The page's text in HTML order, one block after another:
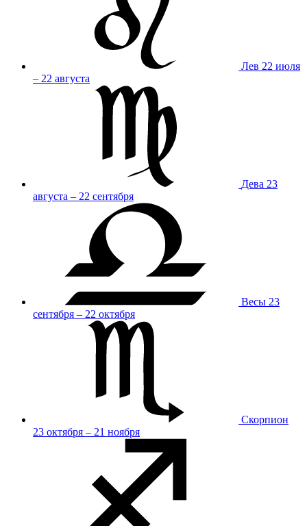
Лев 22 июля
– 22 августа
Дева 23
августа – 22 сентября
Весы 23
сентября – 22 октября
Скорпион
23 октября – 21 ноября